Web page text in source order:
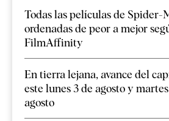
Todas las películas de Spider-
ordenadas de peor a mejor
FilmAffinity
En tierra lejana, avance del
este lunes 3 de agosto y
agosto